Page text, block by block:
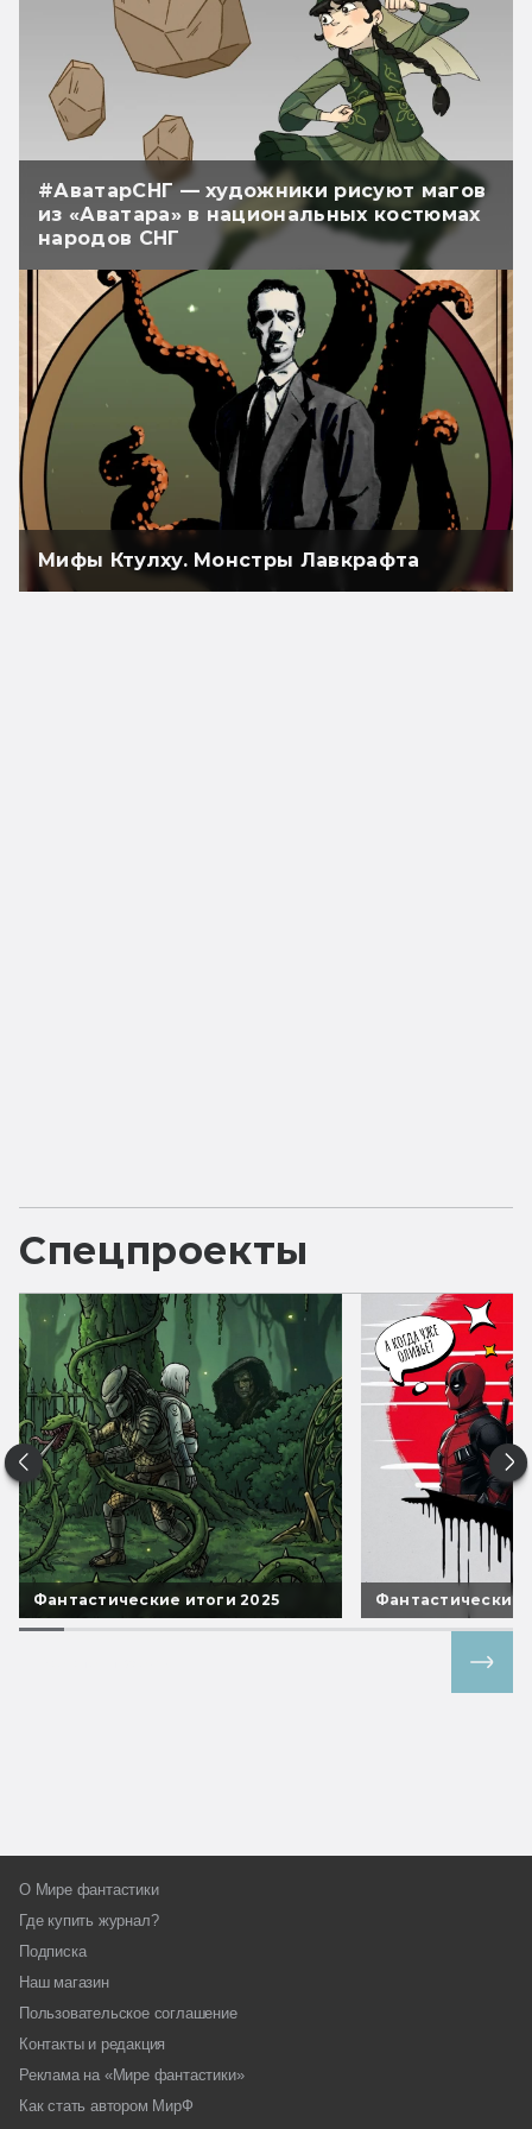
#АватарСНГ — художники рисуют магов
из «Аватара» в национальных костюмах
народов СНГ
Мифы Ктулху. Монстры Лавкрафта
Спецпроекты
Фантастические итоги 2025 Фантастические
О Мире фантастики
Где купить журнал?
Подписка
Наш магазин
Пользовательское соглашение
Контакты и редакция
Реклама на «Мире фантастики»
Как стать автором МирФ